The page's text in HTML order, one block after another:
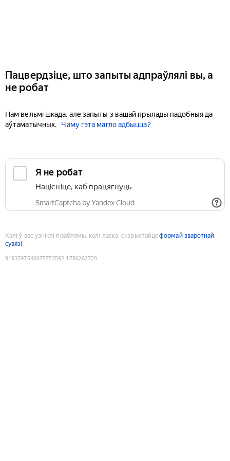
Пацвердзіце, што запыты адпраўлялі вы, а
не робат
Нам вельмі шкада, але запыты з вашай прылады падобныя да
аўтаматычных.
Чаму гэта магло адбыцца?
Я не робат
Націсніце, каб працягнуць
SmartCaptcha by Yandex Cloud
Калі ў вас узніклі праблемы, калі ласка, скарыстайцеформай зваротнай
сувязі
9193597540075753592:1786262720